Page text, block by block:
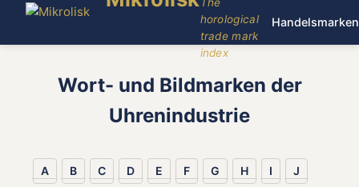
horological
trade mark
index
Handelsmarken
Wort- und Bildmarken der
Uhrenindustrie
A B C D E F G H I J